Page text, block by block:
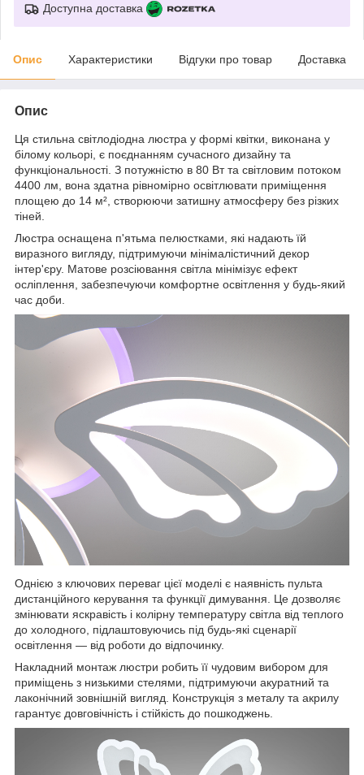
Доступна доставка
Опис Характеристики Відгуки про товар Доставка
Опис
Ця стильна світлодіодна люстра у формі квітки, виконана у
білому кольорі, є поєднанням сучасного дизайну та
функціональності. З потужністю в 80 Вт та світловим потоком
4400 лм, вона здатна рівномірно освітлювати приміщення
площею до 14 м², створюючи затишну атмосферу без різких
тіней.
Люстра оснащена п'ятьма пелюстками, які надають їй
виразного вигляду, підтримуючи мінімалістичний декор
інтер'єру. Матове розсіювання світла мінімізує ефект
осліплення, забезпечуючи комфортне освітлення у будь-який
час доби.
Однією з ключових переваг цієї моделі є наявність пульта
дистанційного керування та функції димування. Це дозволяє
змінювати яскравість і колірну температуру світла від теплого
до холодного, підлаштовуючись під будь-які сценарії
освітлення — від роботи до відпочинку.
Накладний монтаж люстри робить її чудовим вибором для
приміщень з низькими стелями, підтримуючи акуратний та
лаконічний зовнішній вигляд. Конструкція з металу та акрилу
гарантує довговічність і стійкість до пошкоджень.